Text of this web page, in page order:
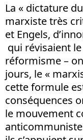
La « dictature
marxiste très
et Engels,
qui révisaient
réformisme –
jours, le «
cette formule
conséquences
le mouvement